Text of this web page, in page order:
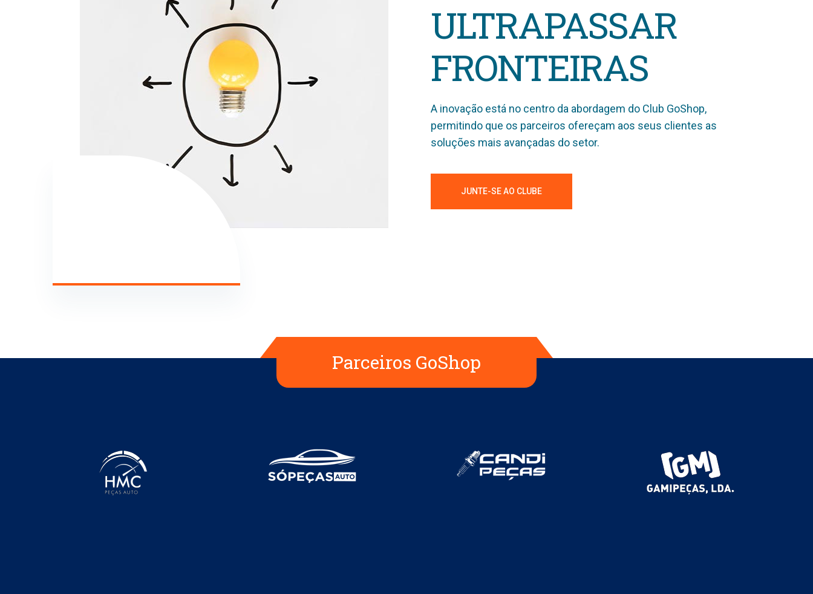
ULTRAPASSAR
FRONTEIRAS
A inovação está no centro da abordagem do Club GoShop,
permitindo que os parceiros ofereçam aos seus clientes as
soluções mais avançadas do setor.
JUNTE-SE AO CLUBE
Parceiros GoShop